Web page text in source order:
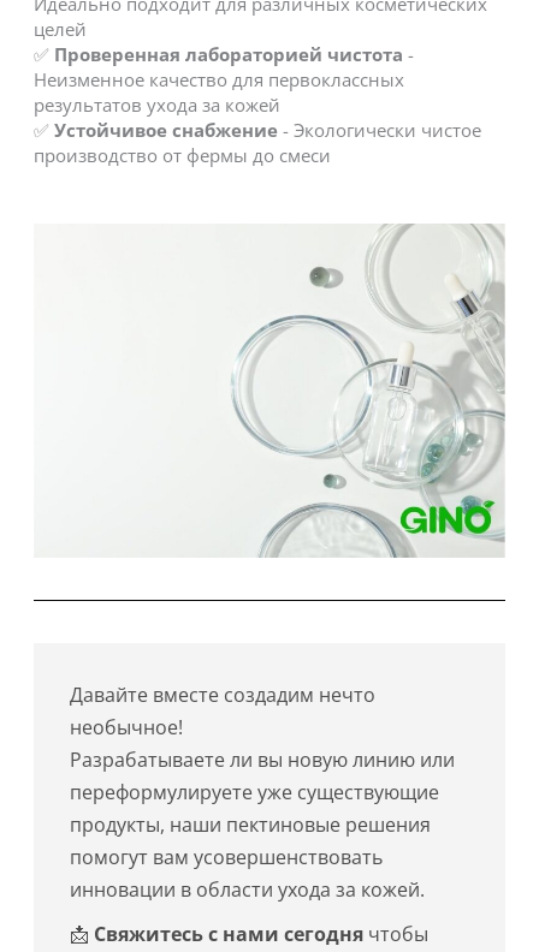
целей
✅ Проверенная лабораторией чистота -
Неизменное качество для первоклассных
результатов ухода за кожей
✅ Устойчивое снабжение- Экологически чистое
производство от фермы до смеси
Давайте вместе создадим нечто
необычное!
Разрабатываете ли вы новую линию или
переформулируете уже существующие
продукты, наши пектиновые решения
помогут вам усовершенствовать
инновации в области ухода за кожей.
📩 Свяжитесь с нами сегоднячтобы